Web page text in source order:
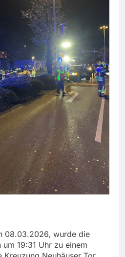
08.03.2026, wurde die
19:31 Uhr zu einem